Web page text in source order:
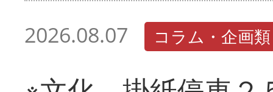
2026.08.07 コラム・企画類